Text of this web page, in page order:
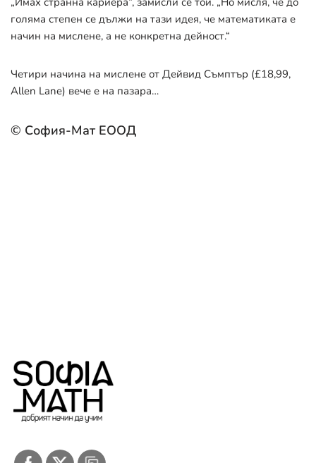
голяма степен се дължи на тази идея, че математиката е
начин на мислене, а не конкретна дейност.“
Четири начина на мислене от Дейвид Съмптър (£18,99,
Allen Lane) вече е на пазара…
© София-Мат ЕООД